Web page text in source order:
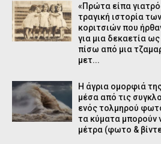
«Πρώτα είπα
τραγική ιστορία
κοριτσιών που
για μια δεκαετία
πίσω από μια
μετ...
Η άγρια ομορφιά
μέσα από τις
ενός τολμηρού
τα κύματα μπορούν
μέτρα (φωτο &